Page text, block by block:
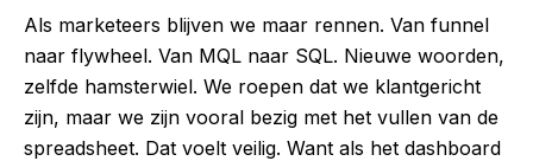
Als marketeers blijven we maar rennen. Van funnel
naar flywheel. Van MQL naar SQL. Nieuwe woorden,
zelfde hamsterwiel. We roepen dat we klantgericht
zijn, maar we zijn vooral bezig met het vullen van de
spreadsheet. Dat voelt veilig. Want als het dashboard